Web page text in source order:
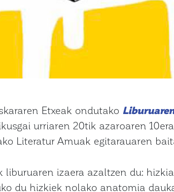
Etxeak ondutako
urriaren 20tik azaroaren
Literatur Amuak egitarauaren
liburuaren izaera azaltzen du:
du hizkiek nolako anatomia